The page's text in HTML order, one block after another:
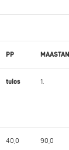
PP
tulos 1.
40,0 90,0